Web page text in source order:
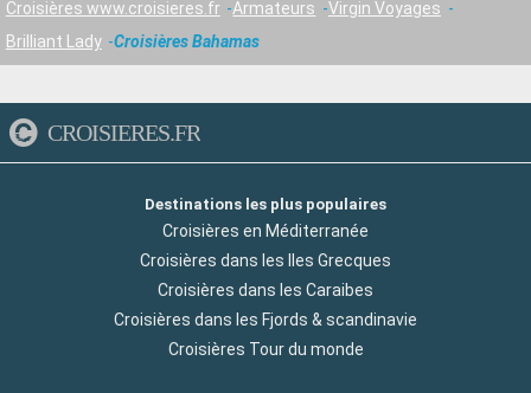
Croisières www.croisieres.fr Armateurs
Virgin Voyages
Brilliant Lady
Croisières Bahamas
CROISIERES.FR
Destinations les plus populaires
Croisières en Méditerranée
Croisières dans les Iles Grecques
Croisières dans les Caraibes
Croisières dans les Fjords & scandinavie
Croisières Tour du monde